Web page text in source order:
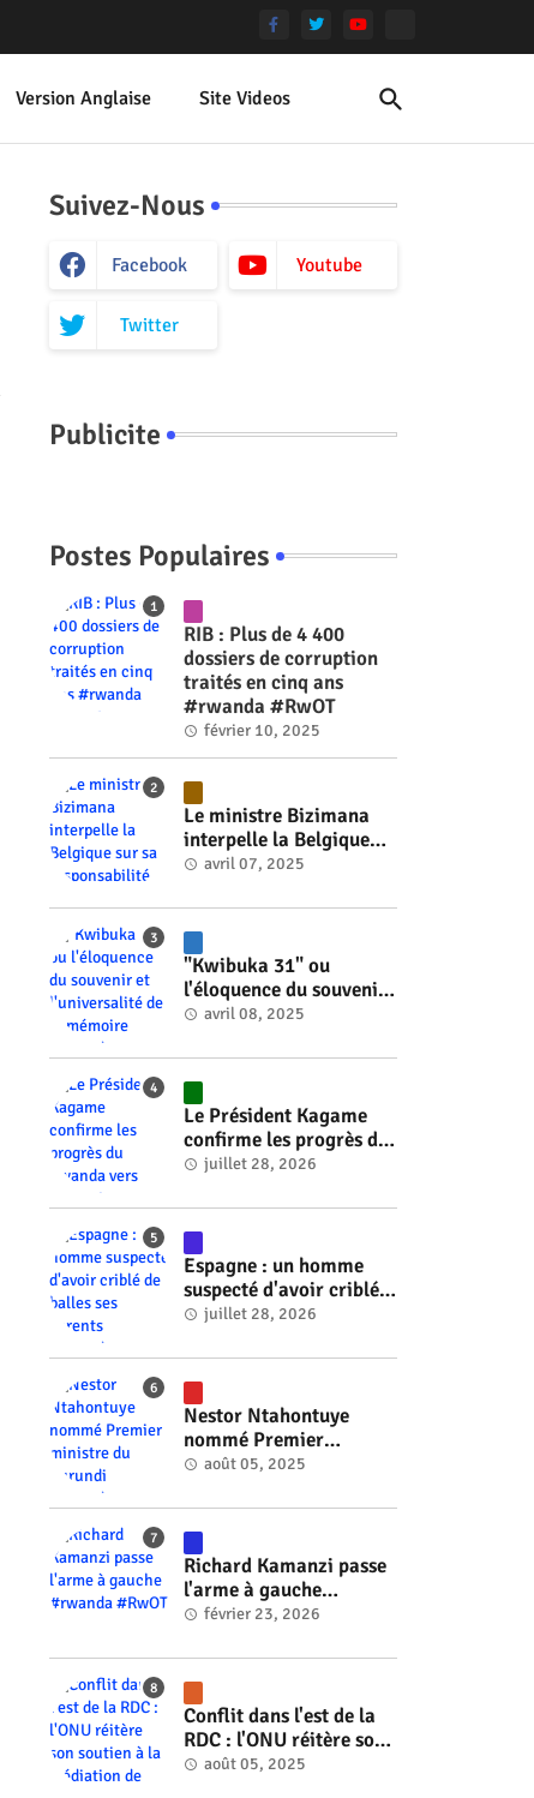
Version Anglaise Site Videos
Suivez-Nous
Facebook Youtube
Twitter
Publicite
Postes Populaires
RIB : Plus de 4 400
dossiers de corruption
traités en cinq ans
#rwanda #RwOT
février 10, 2025
Le ministre Bizimana
interpelle la Belgique
sur sa responsabilité
génocide #rwanda
#RwOT
avril 07, 2025
"Kwibuka 31" ou
l'éloquence du souvenir
et l'universalité de la
#RwOT
avril 08, 2025
Le Président Kagame
confirme les progrès du
Rwanda vers l'énergie
2030 #rwanda #RwOT
juillet 28, 2026
Espagne : un homme
suspecté d'avoir criblé
de balles ses parents
juillet 28, 2026
Nestor Ntahontuye
nommé Premier
ministre du Burundi
août 05, 2025
Richard Kamanzi passe
l'arme à gauche
#rwanda #RwOT
février 23, 2026
Conflit dans l'est de la
RDC : l'ONU réitère son
soutien à la médiation
août 05, 2025